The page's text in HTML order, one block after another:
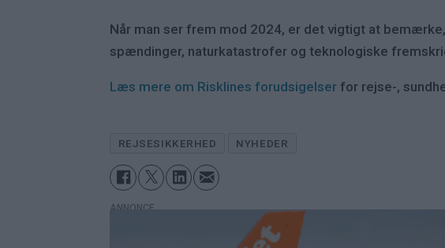
Når man ser frem mod 2024, er det vigtigt at
spændinger, naturkatastrofer og teknologiske
Læs mere om Risklines forudsigelser for rejse-,
REJSESIKKERHED NYHEDER
ANNONCE